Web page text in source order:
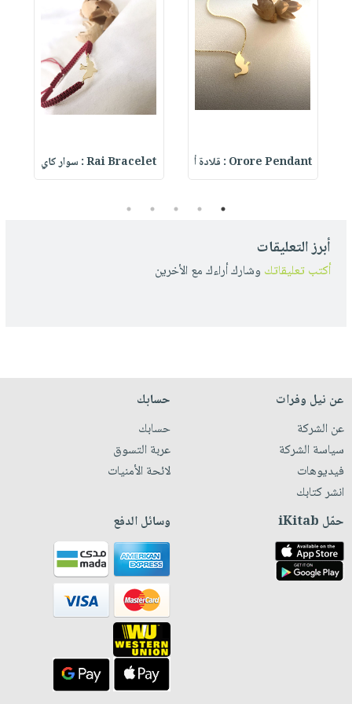
Orore Pendant : قلادة أ Rai Bracelet : سوار كاي
1
2
3
4
5
أبرز التعليقات
أكتب تعليقاتك وشارك أراءك مع الأخرين
عن نيل وفرات
عن الشركة
سياسة الشركة
فيديوهات
انشر كتابك
حسابك
حسابك
عربة التسوق
لائحة الأمنيات
حمّل iKitab وسائل الدفع